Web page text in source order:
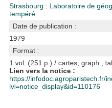
Strasbourg : Laboratoire de
tempéré
Date de publication :
1979
Format :
1 vol. (251 p.) / cartes, graph.,
Lien vers la notice :
https://infodoc.agroparistech.fr/
lvl=notice_display&id=110176